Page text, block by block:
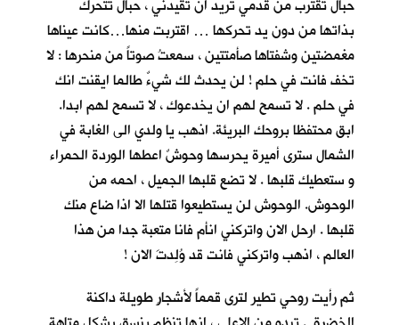
حبال تقترب من قدمي تريد ان تقيدني ، حبال تتحرك
بذاتها من دون يد تحركها … اقتربت منها…كانت عيناها
مغمضتين وشفتاها صأمتتين ، سمعتُ صوتاً من منحرها : لا
تخف فانت في حلم ! لن يحدث لك شيءٌ طالما ايقنت انك
في حلم . لا تسمح لهم ان يخدعوك ، لا تسمح لهم ابدا.
ابق محتفظا بروحك البريئة. اذهب يا ولدي الى الغابة في
الشمال سترى أميرة يحرسها وحوشٌ اعطها الوردة الحمراء
و ستعطيك قلبها . لا تضع قلبها الجميل ، احمه من
الوحوش. الوحوش لن يستطيعوا قتلها الا اذا ضاع منك
قلبها . ارحل الان واتركني انأم فانا متعبة جدا من هذا
العالم ، اذهب واتركني فانت قد وُلِدتَ الان !
ثم رأيت روحي تطير لترى قمماً لأشجارٍ طويلة داكنة